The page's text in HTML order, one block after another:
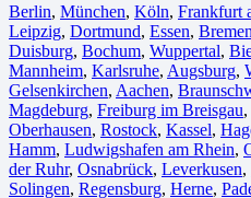
Berlin⁠, München, Köln⁠, Frankfurt
Leipzig, Dortmund, Essen, Bremen
Duisburg⁠, Bochum, Wuppertal⁠,
Mannheim, Karlsruhe, Augsburg,
Gelsenkirchen⁠, Aachen⁠,
Magdeburg, Freiburg im Breisgau⁠,
Oberhausen⁠, Rostock⁠, Kassel⁠,
Hamm, Ludwigshafen am Rhein⁠,
der Ruhr, Osnabrück⁠, Leverkusen,
Solingen, Regensburg, Herne⁠,